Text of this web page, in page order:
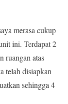
merasa cukup
ini. Terdapat 2
ruangan atas
telah disiapkan
sehingga 4